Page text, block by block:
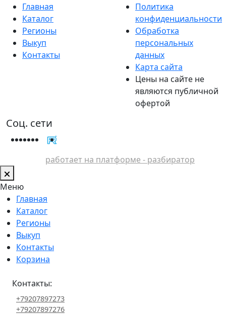
Главная
Каталог
Регионы
Выкуп
Контакты
Политика
конфиденциальности
Обработка
персональных
данных
Карта сайта
Цены на сайте не
являются публичной
офертой
Соц. сети
работает на платформе - разбиратор
Меню
Главная
Каталог
Регионы
Выкуп
Контакты
Корзина
Контакты:
+79207897273
+79207897276